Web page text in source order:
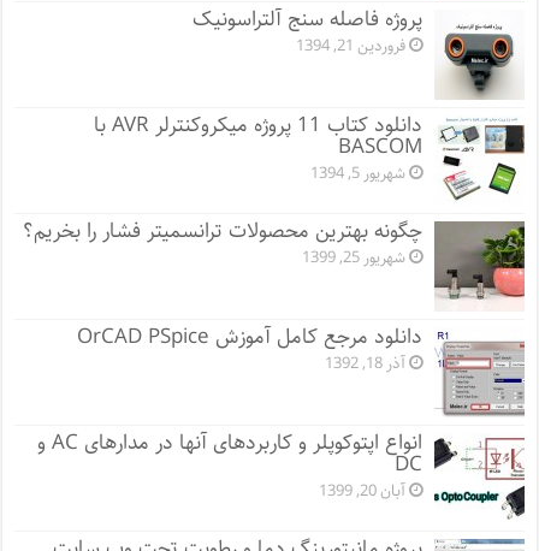
پروژه فاصله سنج آلتراسونیک
فروردین 21, 1394
دانلود کتاب 11 پروژه میکروکنترلر AVR با
BASCOM
شهریور 5, 1394
چگونه بهترین محصولات ترانسمیتر فشار را بخریم؟
شهریور 25, 1399
دانلود مرجع کامل آموزش OrCAD PSpice
آذر 18, 1392
انواع اپتوکوپلر و کاربردهای آنها در مدارهای AC و
DC
آبان 20, 1399